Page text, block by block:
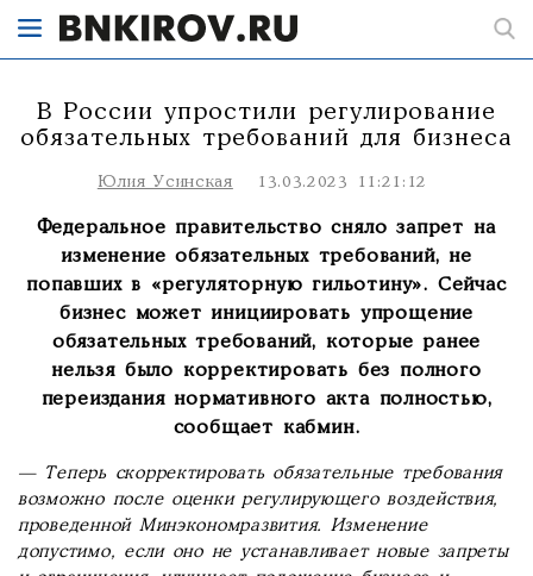
В России упростили регулирование
обязательных требований для бизнеса
Юлия Усинская 13.03.2023 11:21:12
Федеральное правительство сняло запрет на
изменение обязательных требований, не
попавших в «регуляторную гильотину». Сейчас
бизнес может инициировать упрощение
обязательных требований, которые ранее
нельзя было корректировать без полного
переиздания нормативного акта полностью,
сообщает кабмин.
— Теперь скорректировать обязательные требования
возможно после оценки регулирующего воздействия,
проведенной Минэкономразвития. Изменение
допустимо, если оно не устанавливает новые запреты